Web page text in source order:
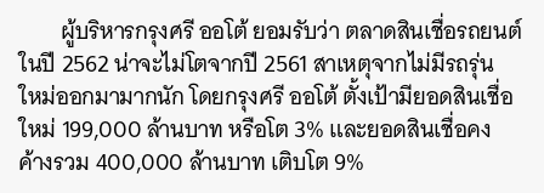
ผู้บริหารกรุงศรี ออโต้ ยอมรับว่า ตลาดสินเชื่อรถยนต์
ในปี 2562 น่าจะไม่โตจากปี 2561 สาเหตุจากไม่มีรถรุ่น
ใหม่ออกมามากนัก โดยกรุงศรี ออโต้ ตั้งเป้ามียอดสินเชื่อ
ใหม่ 199,000 ล้านบาท หรือโต 3% และยอดสินเชื่อคง
ค้างรวม 400,000 ล้านบาท เติบโต 9%